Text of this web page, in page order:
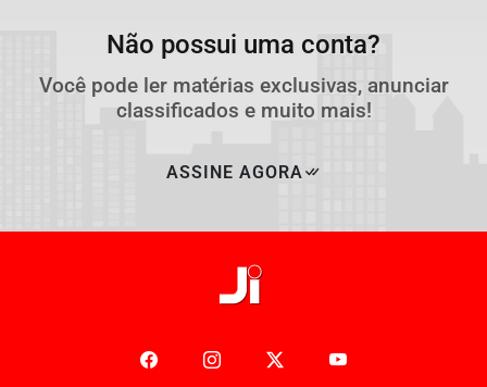
Não possui uma conta?
Você pode ler matérias exclusivas, anunciar
classificados e muito mais!
ASSINE AGORA